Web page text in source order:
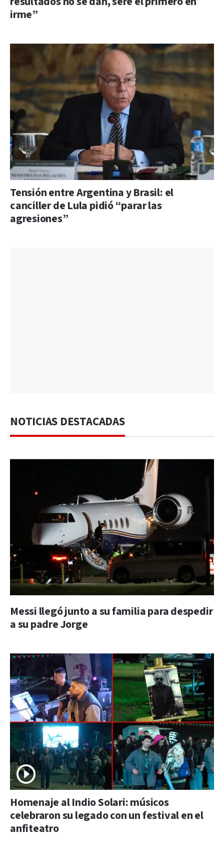
irme”
Tensión entre Argentina y Brasil: el
canciller de Lula pidió “parar las
agresiones”
NOTICIAS DESTACADAS
Messi llegó junto a su familia para despedir
a su padre Jorge
Homenaje al Indio Solari: músicos
celebraron su legado con un festival en el
anfiteatro